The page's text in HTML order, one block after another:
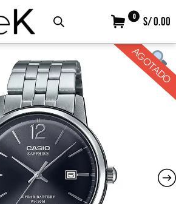
0 S/ 0.00
AGOTADO